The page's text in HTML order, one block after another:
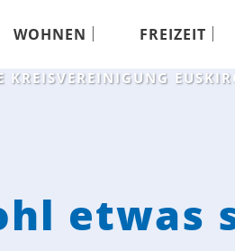
WOHNEN FREIZEIT
KREISVEREINIGUNG
etwas